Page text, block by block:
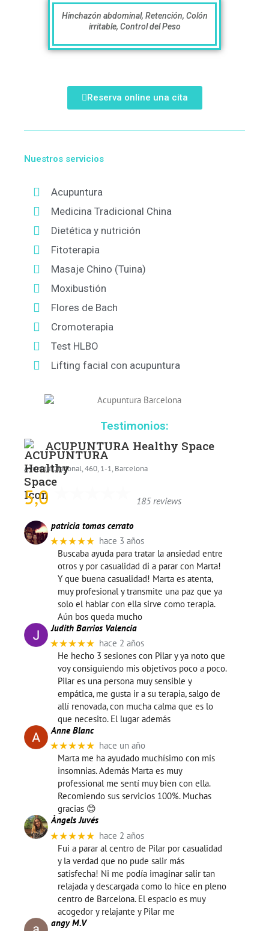
Hinchazón abdominal, Retención, Colón
irritable, Control del Peso
Reserva online una cita
Nuestros servicios
Acupuntura
Medicina Tradicional China
Dietética y nutrición
Fitoterapia
Masaje Chino (Tuina)
Moxibustión
Flores de Bach
Cromoterapia
Test HLBO
Lifting facial con acupuntura
Testimonios:
ACUPUNTURA Healthy Space
Avenida Diagonal, 460, 1-1, Barcelona
5,0 185 reviews
patricia tomas cerrato
★★★★★ hace 3 años
Buscaba ayuda para tratar la ansiedad entre
otros y por casualidad di a parar con Marta!
Y que buena casualidad! Marta es atenta,
muy profesional y transmite una paz que ya
solo el hablar con ella sirve como terapia.
Aún bos queda mucho
Judith Barrios Valencia
★★★★★ hace 2 años
He hecho 3 sesiones con Pilar y ya noto que
voy consiguiendo mis objetivos poco a poco.
Pilar es una persona muy sensible y
empática, me gusta ir a su terapia, salgo de
allí renovada, con mucha calma que es lo
que necesito. El lugar además
Anne Blanc
★★★★★ hace un año
Marta me ha ayudado muchísimo con mis
insomnias. Además Marta es muy
professional me sentí muy bien con ella.
Recomiendo sus servicios 100%. Muchas
gracias 😊
Àngels Juvés
★★★★★ hace 2 años
Fui a parar al centro de Pilar por casualidad
y la verdad que no pude salir más
satisfecha! Ni me podía imaginar salir tan
relajada y descargada como lo hice en pleno
centro de Barcelona. El espacio es muy
acogedor y relajante y Pilar me
angy M.V